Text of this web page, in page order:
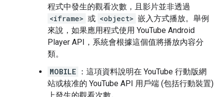
程式中發生的觀看次數，且影片並非透過
<iframe> 或 <object> 嵌入方式播放。舉例
來說，如果應用程式使用 YouTube Android
Player API，系統會根據這個值將播放內容分
類。
MOBILE
：這項資料說明在 YouTube 行動版網
站或核准的 YouTube API 用戶端 (包括行動裝置)